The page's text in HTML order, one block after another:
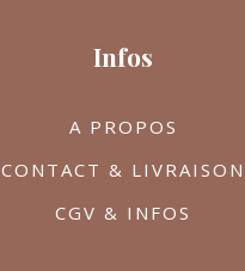
Infos
A PROPOS
CONTACT & LIVRAISON
CGV & INFOS